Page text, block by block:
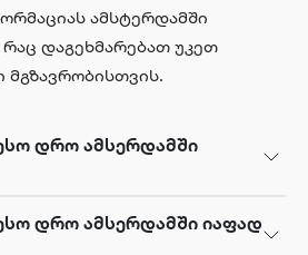
ამსტერდამში
დაგეხმარებათ უკეთ
დრო ამსერდამში
დრო ამსერდამში იაფად